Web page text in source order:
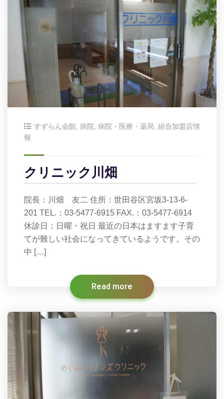
すずらん会館 病院 病院・医療・薬局 組合加盟店情
報
クリニック川畑
院長：川畑 友二 住所：世田谷区宮坂3-13-6-
201 TEL.：03-5477-6915 FAX.：03-5477-6914
休診日：日曜・祝日 最近の日本はますます子育
てが難しい社会になってきているようです。その
中 […]
Read more